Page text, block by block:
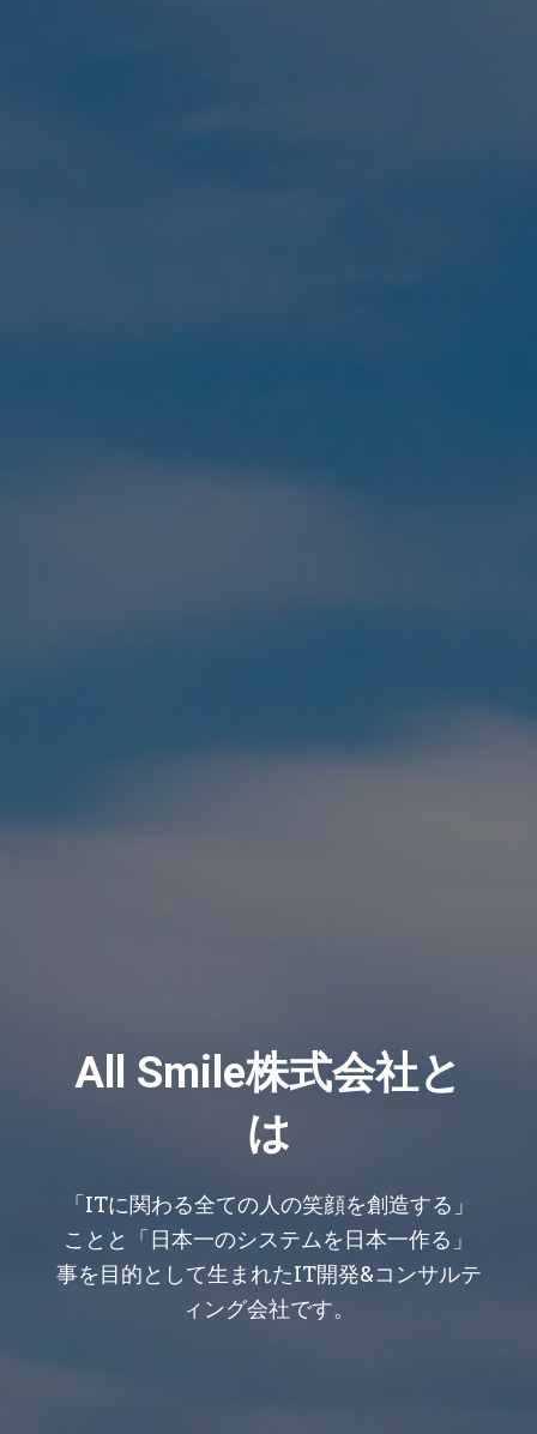
All Smile株式会社と
は
「ITに関わる全ての人の笑顔を創造する」
ことと「日本一のシステムを日本一作る」
事を目的として生まれたIT開発&コンサルテ
ィング会社です。